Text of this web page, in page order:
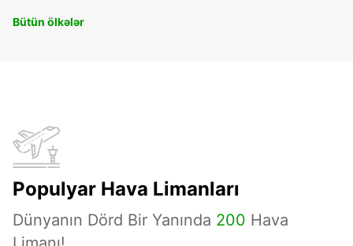
Bütün ölkələr
Populyar Hava Limanları
Dünyanın Dörd Bir Yanında 200 Hava